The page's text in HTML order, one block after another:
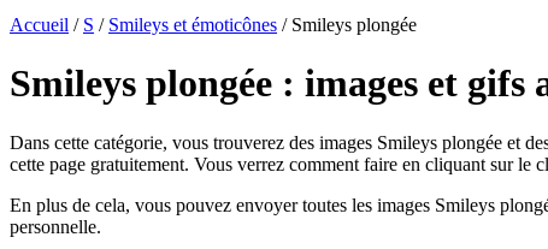
Accueil / S / Smileys et émoticônes / Smileys plongée
Smileys plongée : images et gifs
Dans cette catégorie, vous trouverez des images Smileys plongée et
cette page gratuitement. Vous verrez comment faire en cliquant sur le
En plus de cela, vous pouvez envoyer toutes les images Smileys
personnelle.